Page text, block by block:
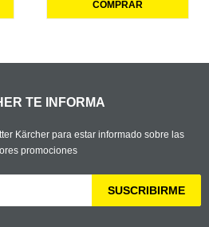
TE INFORMA
Kärcher para estar informado sobre las
promociones
SUSCRIBIRME